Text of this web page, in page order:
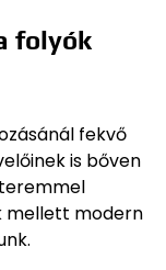
folyók
fekvő
is bőven
mellett modern